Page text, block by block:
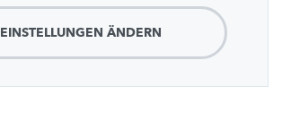
EINSTELLUNGEN ÄNDERN